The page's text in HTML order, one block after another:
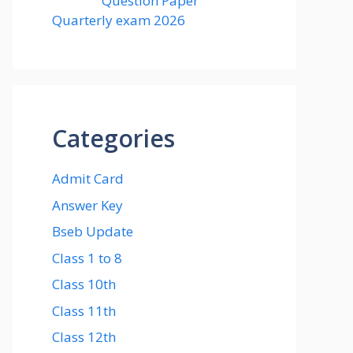
Quarterly exam 2026
Categories
Admit Card
Answer Key
Bseb Update
Class 1 to 8
Class 10th
Class 11th
Class 12th